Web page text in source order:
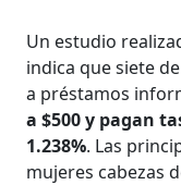
Un estudio
indica que siete
a préstamos
a $500 y pagan
1.238%. Las
mujeres cabezas